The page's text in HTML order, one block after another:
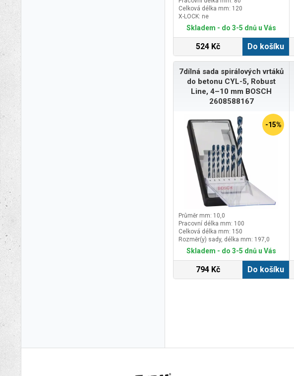
Celková délka mm: 120
X-LOCK: ne
Skladem - do 3-5 dnů u Vás
524 Kč Do košíku
7dílná sada spirálových vrtáků
do betonu CYL-5, Robust
Line, 4–10 mm BOSCH
2608588167
-15%
Průměr mm: 10,0
Pracovní délka mm: 100
Celková délka mm: 150
Rozměr(y) sady, délka mm: 197,0
Skladem - do 3-5 dnů u Vás
794 Kč Do košíku